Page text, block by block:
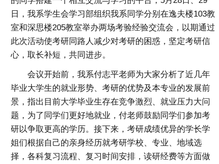
日，我系学生会学习部组织我系同学分别在逸夫楼103教
室和深思楼205教室举办两场考验经验交流会，以期通过
此次活动使考研同路人减少对考研的困惑，坚定考研信
心，取长补短，共同进步。
会议开始前，我系付志平老师为大家分析了近几年
毕业大学生的就业形势、考研的优势及本专业的发展前
景，指出目前大学毕业生存在竞争激烈、就业压力大问
题，为了同学们更好地就业，付老师鼓励同学们参加考
研以争取更高的学历。接下来，考研成绩优异的学长学
姐们根据自己的亲身经历就考研学校、专业、地域选
择，各科复习流程、复习时间安排，读研经费等方面做